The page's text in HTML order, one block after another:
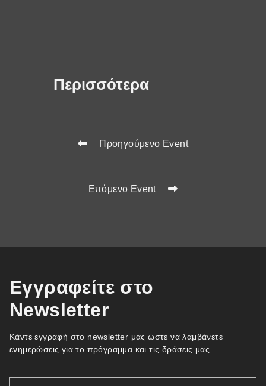
Περισσότερα
Προηγούμενο Event
Επόμενο Event
Εγγραφείτε στο
Newsletter
Κάντε εγγραφή στο newsletter μας ώστε να λαμβάνετε
ενημερώσεις για το πρόγραμμα και τις δράσεις μας.